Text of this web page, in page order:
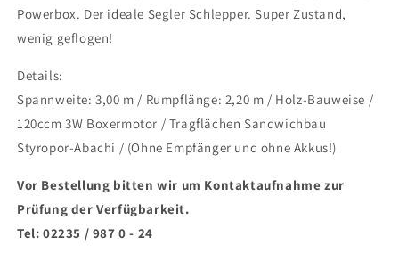
Powerbox. Der ideale Segler Schlepper. Super Zustand,
wenig geflogen!
Details:
Spannweite: 3,00 m / Rumpflänge: 2,20 m / Holz-Bauweise /
120ccm 3W Boxermotor / Tragflächen Sandwichbau
Styropor-Abachi / (Ohne Empfänger und ohne Akkus!)
Vor Bestellung bitten wir um Kontaktaufnahme zur
Prüfung der Verfügbarkeit.
Tel: 02235 / 987 0 - 24